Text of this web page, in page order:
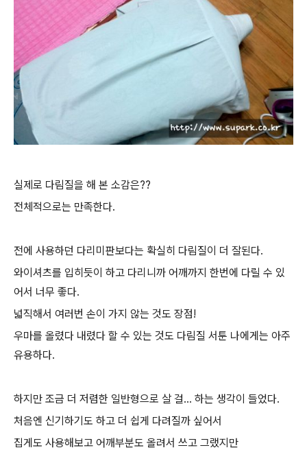
실제로 다림질을 해 본 소감은??
전체적으로는 만족한다.
전에 사용하던 다리미판보다는 확실히 다림질이 더 잘된다.
와이셔츠를 입히듯이 하고 다리니까 어깨까지 한번에 다릴 수 있
어서 너무 좋다.
넓직해서 여러번 손이 가지 않는 것도 장점!
우마를 올렸다 내렸다 할 수 있는 것도 다림질 서툰 나에게는 아주
유용하다.
하지만 조금 더 저렴한 일반형으로 살 걸... 하는 생각이 들었다.
처음엔 신기하기도 하고 더 쉽게 다려질까 싶어서
집게도 사용해보고 어깨부분도 올려서 쓰고 그랬지만